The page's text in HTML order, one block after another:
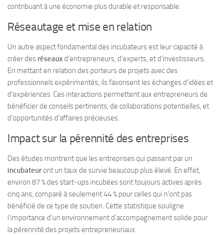
contribuant à une économie plus durable et responsable.
Réseautage et mise en relation
Un autre aspect fondamental des incubateurs est leur capacité à
créer des réseauxd’entrepreneurs, d’experts, et d’investisseurs.
En mettant en relation des porteurs de projets avec des
professionnels expérimentés, ils favorisent les échanges d’idées et
d’expériences. Ces interactions permettent aux entrepreneurs de
bénéficier de conseils pertinents, de collaborations potentielles, et
d’opportunités d’affaires précieuses.
Impact sur la pérennité des entreprises
Des études montrent que les entreprises qui passent par un
incubateuront un taux de survie beaucoup plus élevé. En effet,
environ 87 % des start-ups incubées sont toujours actives après
cinq ans, comparé à seulement 44 % pour celles qui n’ont pas
bénéficié de ce type de soutien. Cette statistique souligne
l’importance d’un environnement d’accompagnement solide pour
la pérennité des projets entrepreneuriaux.